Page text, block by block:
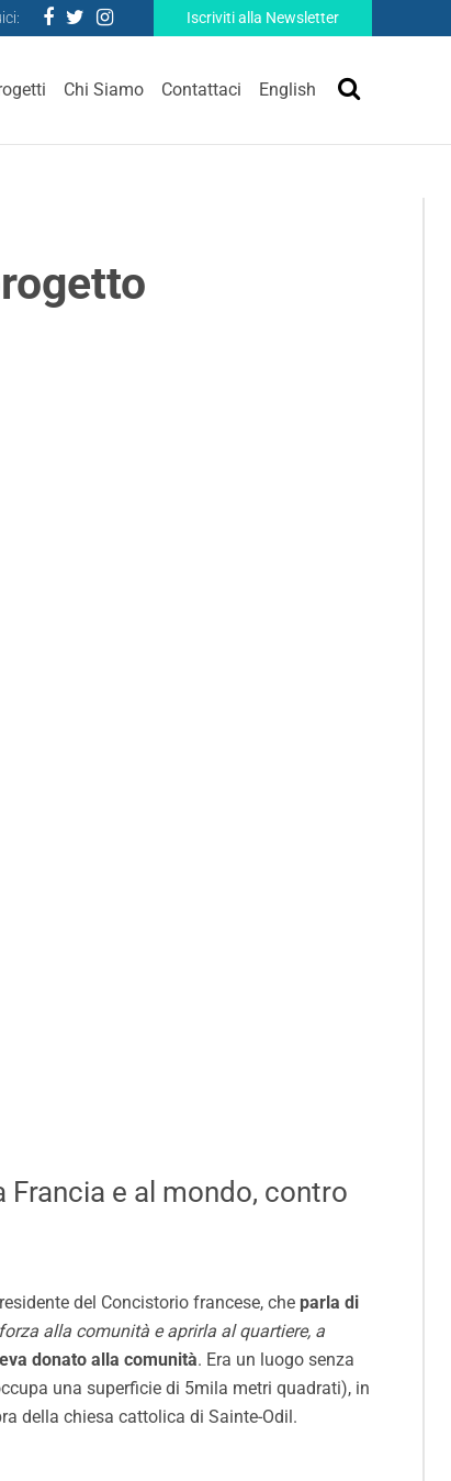
Iscriviti alla Newsletter
Chi Siamo Contattaci English
e al mondo, contro
del Concistorio francese, che parla di
alla comunità e aprirla al quartiere, a
donato alla comunità. Era un luogo senza
una superficie di 5mila metri quadrati), in
della chiesa cattolica di Sainte-Odil.